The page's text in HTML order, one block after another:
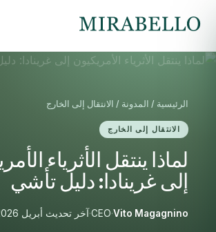
الرئيسية / المدونة / الانتقال إلى الخارج
الانتقال إلى الخارج
لماذا ينتقل الأثرياء
إلى غرينادا: دليل تأشي
Vito Magagnino
·
CEO
·آخر تحديث أبريل 2026